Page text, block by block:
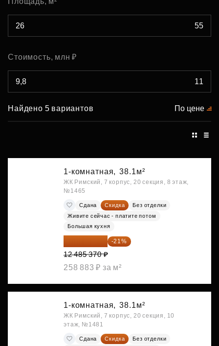
Стоимость, млн ₽
Найдено 5 вариантов По цене
1-комнатная, 38.1м²
ЖК Римский, 7 корпус, 20 секция, 8 этаж,
№1465
Сдана Скидка
Без отделки
Живите сейчас - платите потом
Большая кухня
-21%
12 485 370 ₽
258 883 ₽ за м²
1-комнатная, 38.1м²
ЖК Римский, 7 корпус, 20 секция, 10
этаж, №1481
Сдана Скидка
Без отделки